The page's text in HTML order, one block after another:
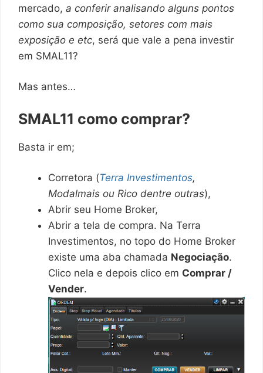
mercado, a conferir analisando alguns pontos
como sua composição, setores com mais
exposição e etc, será que vale a pena investir
em SMAL11?
Mas antes…
SMAL11 como comprar?
Basta ir em;
Corretora (Terra Investimentos,
Modalmais ou Rico dentre outras),
Abrir seu Home Broker,
Abrir a tela de compra. Na Terra
Investimentos, no topo do Home Broker
existe uma aba chamada Negociação.
Clico nela e depois clico em Comprar /
Vender.